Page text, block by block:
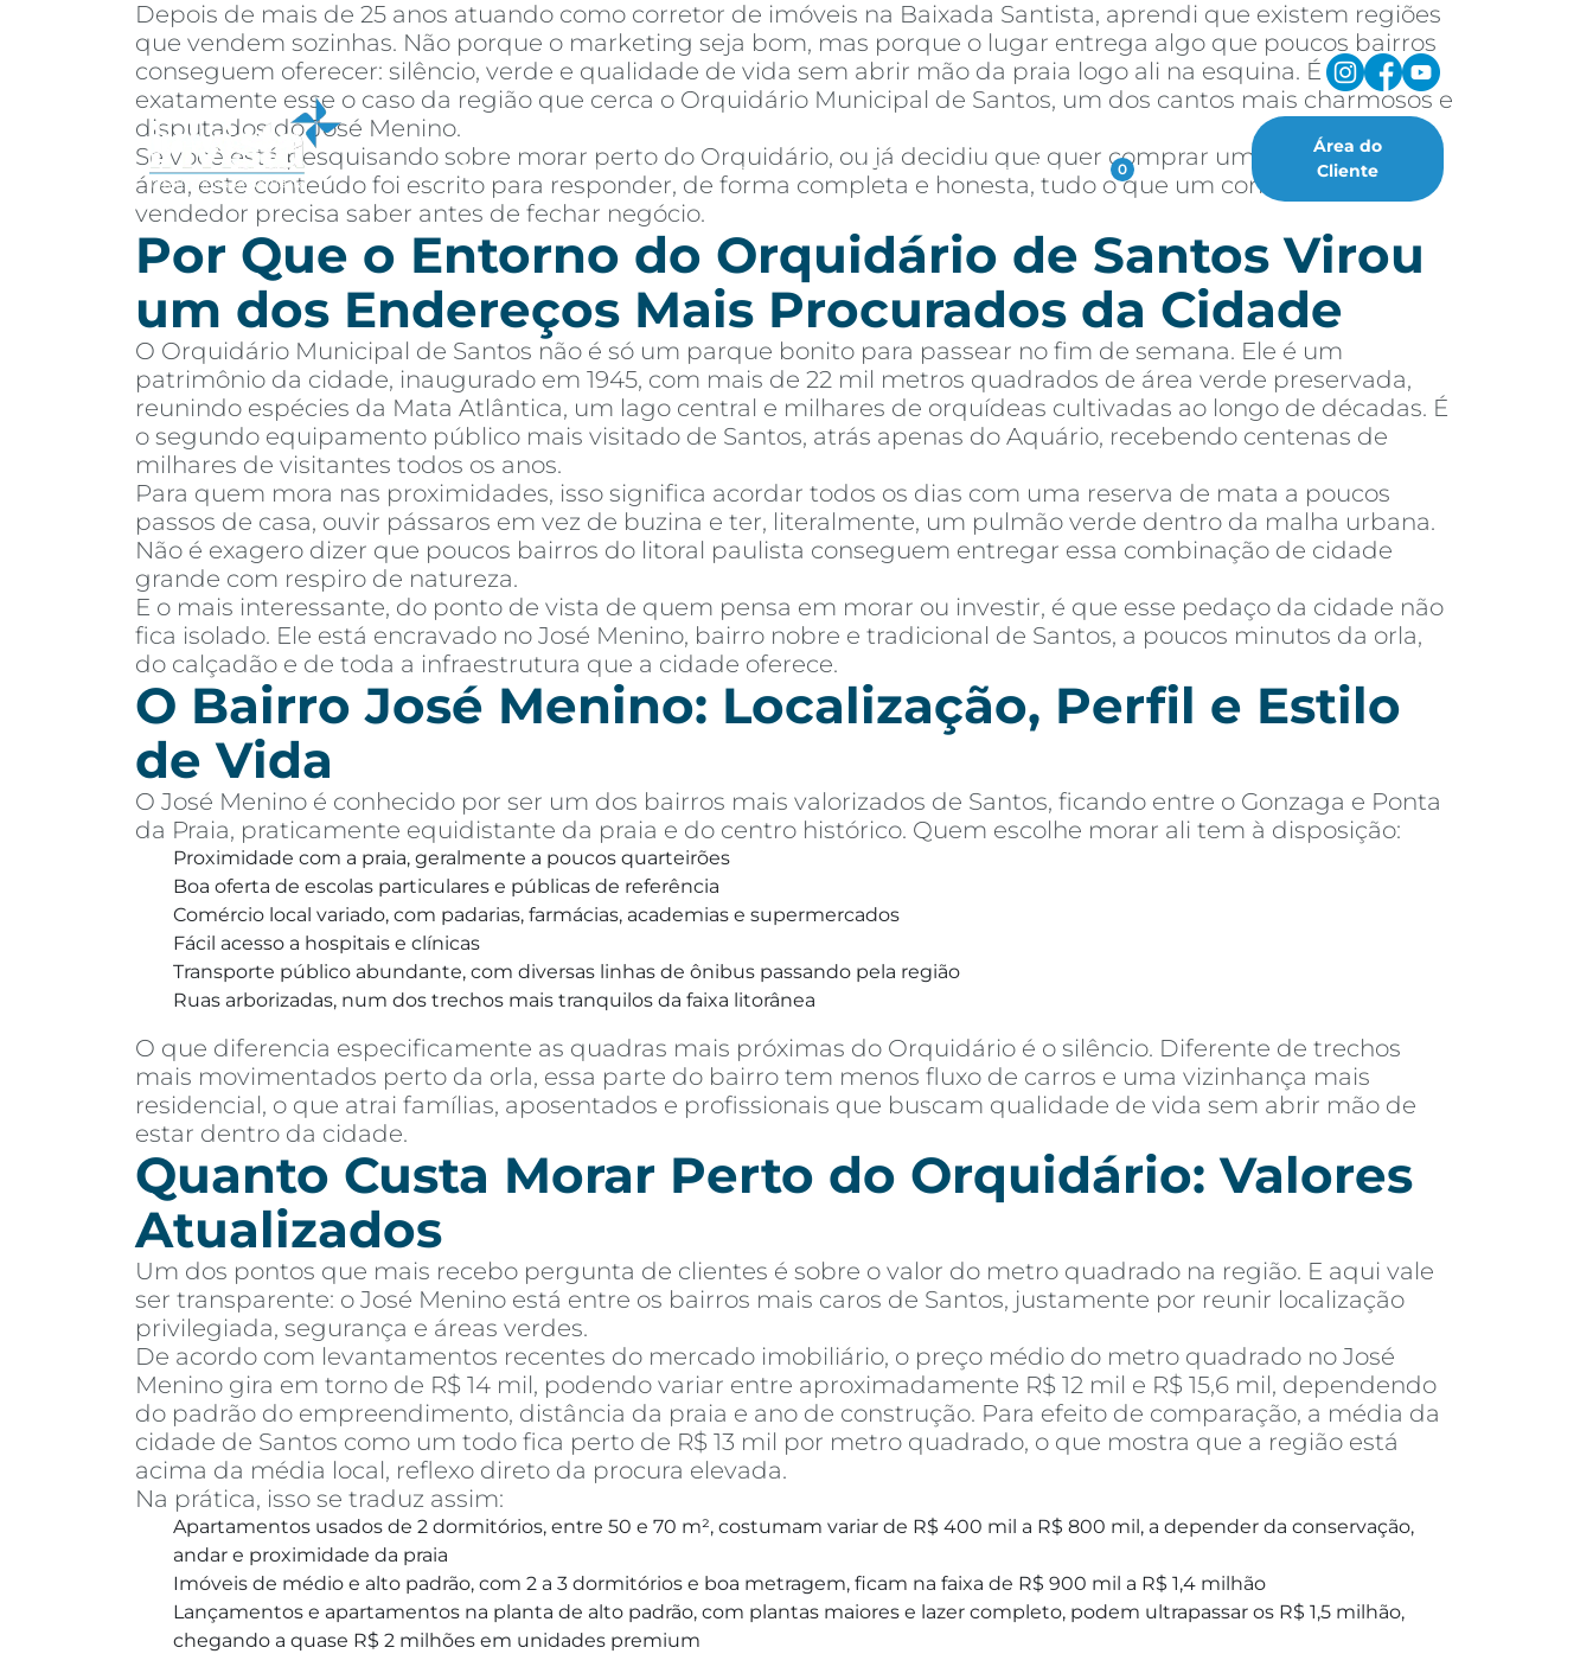
SobreComprarAlugarBlogPor Dentro da InvistaAR EducaçãoContatoFavoritos 0
Área do
Cliente
Depois de mais de 25 anos atuando como corretor de imóveis na Baixada Santista, aprendi que existem regiões
que vendem sozinhas. Não porque o marketing seja bom, mas porque o lugar entrega algo que poucos bairros
conseguem oferecer: silêncio, verde e qualidade de vida sem abrir mão da praia logo ali na esquina. É
exatamente esse o caso da região que cerca o Orquidário Municipal de Santos, um dos cantos mais charmosos e
disputados do José Menino.
Se você está pesquisando sobre morar perto do Orquidário, ou já decidiu que quer comprar um imóvel nessa
área, este conteúdo foi escrito para responder, de forma completa e honesta, tudo o que um comprador ou
vendedor precisa saber antes de fechar negócio.
Por Que o Entorno do Orquidário de Santos Virou
um dos Endereços Mais Procurados da Cidade
O Orquidário Municipal de Santos não é só um parque bonito para passear no fim de semana. Ele é um
patrimônio da cidade, inaugurado em 1945, com mais de 22 mil metros quadrados de área verde preservada,
reunindo espécies da Mata Atlântica, um lago central e milhares de orquídeas cultivadas ao longo de décadas. É
o segundo equipamento público mais visitado de Santos, atrás apenas do Aquário, recebendo centenas de
milhares de visitantes todos os anos.
Para quem mora nas proximidades, isso significa acordar todos os dias com uma reserva de mata a poucos
passos de casa, ouvir pássaros em vez de buzina e ter, literalmente, um pulmão verde dentro da malha urbana.
Não é exagero dizer que poucos bairros do litoral paulista conseguem entregar essa combinação de cidade
grande com respiro de natureza.
E o mais interessante, do ponto de vista de quem pensa em morar ou investir, é que esse pedaço da cidade não
fica isolado. Ele está encravado no José Menino, bairro nobre e tradicional de Santos, a poucos minutos da orla,
do calçadão e de toda a infraestrutura que a cidade oferece.
O Bairro José Menino: Localização, Perfil e Estilo
de Vida
O José Menino é conhecido por ser um dos bairros mais valorizados de Santos, ficando entre o Gonzaga e Ponta
da Praia, praticamente equidistante da praia e do centro histórico. Quem escolhe morar ali tem à disposição:
Proximidade com a praia, geralmente a poucos quarteirões
Boa oferta de escolas particulares e públicas de referência
Comércio local variado, com padarias, farmácias, academias e supermercados
Fácil acesso a hospitais e clínicas
Transporte público abundante, com diversas linhas de ônibus passando pela região
Ruas arborizadas, num dos trechos mais tranquilos da faixa litorânea
O que diferencia especificamente as quadras mais próximas do Orquidário é o silêncio. Diferente de trechos
mais movimentados perto da orla, essa parte do bairro tem menos fluxo de carros e uma vizinhança mais
residencial, o que atrai famílias, aposentados e profissionais que buscam qualidade de vida sem abrir mão de
estar dentro da cidade.
Quanto Custa Morar Perto do Orquidário: Valores
Atualizados
Um dos pontos que mais recebo pergunta de clientes é sobre o valor do metro quadrado na região. E aqui vale
ser transparente: o José Menino está entre os bairros mais caros de Santos, justamente por reunir localização
privilegiada, segurança e áreas verdes.
De acordo com levantamentos recentes do mercado imobiliário, o preço médio do metro quadrado no José
Menino gira em torno de R$ 14 mil, podendo variar entre aproximadamente R$ 12 mil e R$ 15,6 mil, dependendo
do padrão do empreendimento, distância da praia e ano de construção. Para efeito de comparação, a média da
cidade de Santos como um todo fica perto de R$ 13 mil por metro quadrado, o que mostra que a região está
acima da média local, reflexo direto da procura elevada.
Na prática, isso se traduz assim:
Apartamentos usados de 2 dormitórios, entre 50 e 70 m², costumam variar de R$ 400 mil a R$ 800 mil, a depender da conservação,
andar e proximidade da praia
Imóveis de médio e alto padrão, com 2 a 3 dormitórios e boa metragem, ficam na faixa de R$ 900 mil a R$ 1,4 milhão
Lançamentos e apartamentos na planta de alto padrão, com plantas maiores e lazer completo, podem ultrapassar os R$ 1,5 milhão,
chegando a quase R$ 2 milhões em unidades premium